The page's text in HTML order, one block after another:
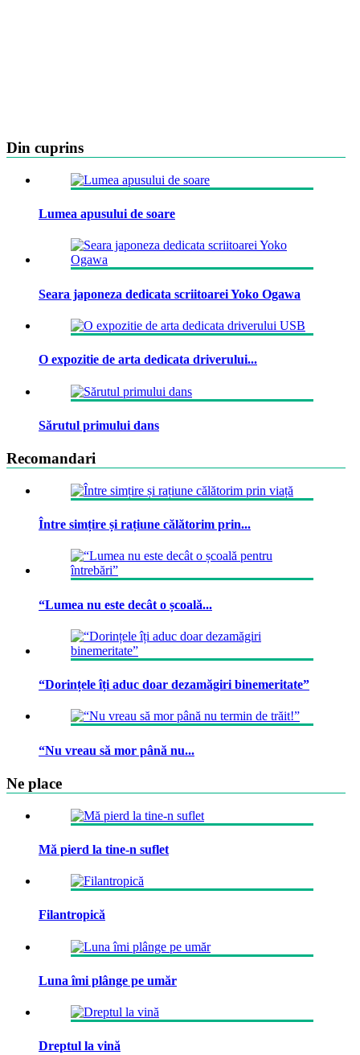
Din cuprins
Lumea apusului de soare
Seara japoneza dedicata scriitoarei Yoko Ogawa
O expozitie de arta dedicata driverului...
Sărutul primului dans
Recomandari
Între simțire și rațiune călătorim prin...
“Lumea nu este decât o școală...
“Dorințele îți aduc doar dezamăgiri binemeritate”
“Nu vreau să mor până nu...
Ne place
Mă pierd la tine-n suflet
Filantropică
Luna îmi plânge pe umăr
Dreptul la vină